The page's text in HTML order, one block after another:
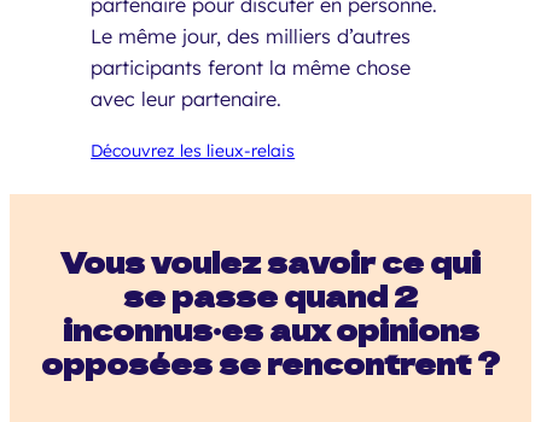
Le même jour, des milliers d’autres
participants feront la même chose
avec leur partenaire.
Découvrez les lieux-relais
Vous voulez savoir ce qui
se passe quand 2
inconnus·es aux opinions
opposées se rencontrent ?